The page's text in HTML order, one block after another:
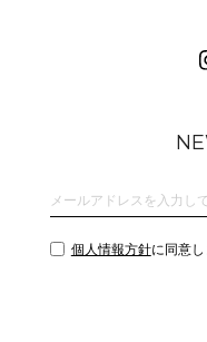
個人情報方針に同意